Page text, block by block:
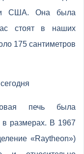
США. Она была
стоят в наших
175 сантиметров
печь была
размерах. В 1967
«Raytheon»)